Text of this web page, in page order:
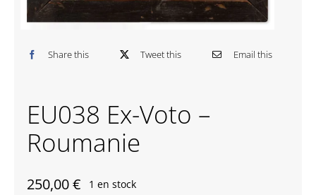
Share this Tweet this Email this
EU038 Ex-Voto –
Roumanie
250,00€ 1 en stock